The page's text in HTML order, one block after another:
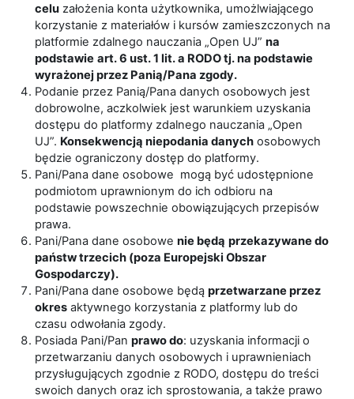
celu założenia konta użytkownika, umożlwiającego
korzystanie z materiałów i kursów zamieszczonych na
platformie zdalnego nauczania „Open UJ”na
podstawie art. 6 ust. 1 lit. a RODO tj. na podstawie
wyrażonej przez Panią/Pana zgody.
Podanie przez Panią/Pana danych osobowych jest
dobrowolne, aczkolwiek jest warunkiem uzyskania
dostępu do platformy zdalnego nauczania „Open
UJ”. Konsekwencją niepodania danych osobowych
będzie ograniczony dostęp do platformy.
Pani/Pana dane osobowe mogą być udostępnione
podmiotom uprawnionym do ich odbioru na
podstawie powszechnie obowiązujących przepisów
prawa.
Pani/Pana dane osobowenie będą przekazywane do
państw trzecich (poza Europejski Obszar
Gospodarczy).
Pani/Pana dane osobowe będąprzetwarzane przez
okres aktywnego korzystania z platformy lub do
czasu odwołania zgody.
Posiada Pani/Panprawo do: uzyskania informacji o
przetwarzaniu danych osobowych i uprawnieniach
przysługujących zgodnie z RODO, dostępu do treści
swoich danych oraz ich sprostowania, a także prawo